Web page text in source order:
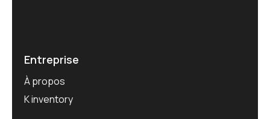
Entreprise
À propos
K inventory